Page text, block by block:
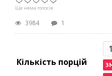
Ще нема голосів
3984 1
Кількість порцій